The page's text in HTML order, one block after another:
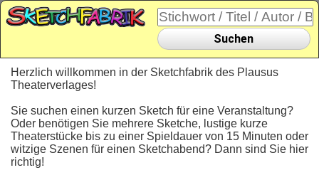
Suchen
Herzlich willkommen in der Sketchfabrik des Plausus
Theaterverlages!
Sie suchen einen kurzen Sketch für eine Veranstaltung?
Oder benötigen Sie mehrere Sketche, lustige kurze
Theaterstücke bis zu einer Spieldauer von 15 Minuten oder
witzige Szenen für einen Sketchabend? Dann sind Sie hier
richtig!